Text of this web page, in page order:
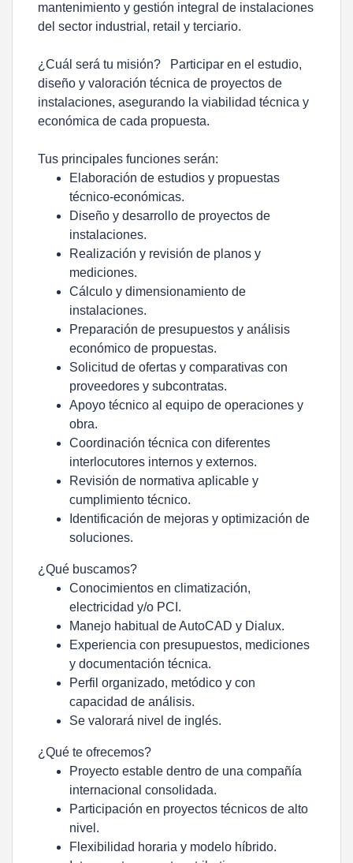
mantenimiento y gestión integral de instalaciones
del sector industrial, retail y terciario.
¿Cuál será tu misión? Participar en el estudio,
diseño y valoración técnica de proyectos de
instalaciones, asegurando la viabilidad técnica y
económica de cada propuesta.
Tus principales funciones serán:
Elaboración de estudios y propuestas
técnico-económicas.
Diseño y desarrollo de proyectos de
instalaciones.
Realización y revisión de planos y
mediciones.
Cálculo y dimensionamiento de
instalaciones.
Preparación de presupuestos y análisis
económico de propuestas.
Solicitud de ofertas y comparativas con
proveedores y subcontratas.
Apoyo técnico al equipo de operaciones y
obra.
Coordinación técnica con diferentes
interlocutores internos y externos.
Revisión de normativa aplicable y
cumplimiento técnico.
Identificación de mejoras y optimización de
soluciones.
¿Qué buscamos?
Conocimientos en climatización,
electricidad y/o PCI.
Manejo habitual de AutoCAD y Dialux.
Experiencia con presupuestos, mediciones
y documentación técnica.
Perfil organizado, metódico y con
capacidad de análisis.
Se valorará nivel de inglés.
¿Qué te ofrecemos?
Proyecto estable dentro de una compañía
internacional consolidada.
Participación en proyectos técnicos de alto
nivel.
Flexibilidad horaria y modelo híbrido.